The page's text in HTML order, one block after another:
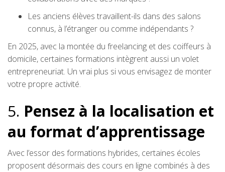
Les anciens élèves travaillent-ils dans des salons
connus, à l’étranger ou comme indépendants ?
En 2025, avec la montée du freelancing et des coiffeurs à
domicile, certaines formations intègrent aussi un volet
entrepreneuriat. Un vrai plus si vous envisagez de monter
votre propre activité.
5. Pensez à la localisation et
au format d’apprentissage
Avec l’essor des formations hybrides, certaines écoles
proposent désormais des cours en ligne combinés à des